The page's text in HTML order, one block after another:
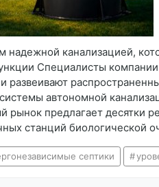
надежной канализацией,
Специалисты компании
развеивают
автономной
рынок предлагает десятки
станций биологической
септики